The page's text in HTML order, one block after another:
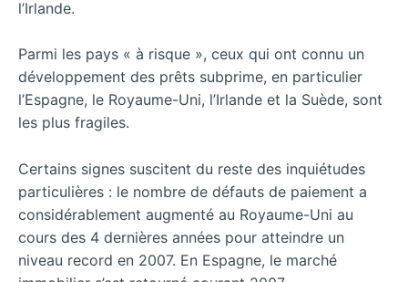
l’Irlande.
Parmi les pays « à risque », ceux qui ont connu un
développement des prêts subprime, en particulier
l’Espagne, le Royaume-Uni, l’Irlande et la Suède, sont
les plus fragiles.
Certains signes suscitent du reste des inquiétudes
particulières : le nombre de défauts de paiement a
considérablement augmenté au Royaume-Uni au
cours des 4 dernières années pour atteindre un
niveau record en 2007. En Espagne, le marché